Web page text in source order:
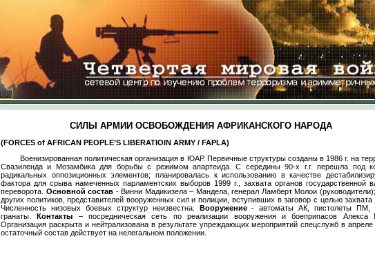
СИЛЫ АРМИИ ОСВОБОЖДЕНИЯ АФРИКАНСКОГО НАРОДА
(FORCES of AFRICAN PEOPLE’S LIBERATIOIN ARMY / FAPLA)
Военизированная политическая организация в ЮАР. Первичные структуры созданы в 1986 г. на
Свазиленда и Мозамбика для борьбы с режимом апартеида. С середины 90-х г.г. перешла под
радикальных оппозиционных элементов; планировалась к использованию в качестве
фактора для срыва намеченных парламентских выборов 1999 г., захвата органов государственной
переворота. Основной состав - Винни Мадикизела – Мандела, генерал Ламберт Молои
других политиков, представителей вооруженных сил и полиции, вступивших в заговор с целью захвата
Численность низовых боевых структур неизвестна. Вооружение- автоматы АК, пистолеты ПМ,
гранаты.Контакты – посредническая сеть по реализации вооружения и боеприпасов Алекса
Организация раскрыта и нейтрализована в результате упреждающих мероприятий спецслужб в апреле
остаточный состав действует на нелегальном положении.